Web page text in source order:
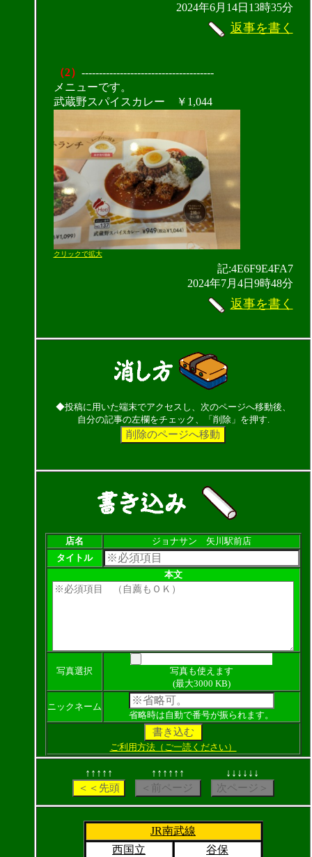
2024年6月14日13時35分
返事を書く
（2） --------------------------------------
メニューです。
武蔵野スパイスカレー ￥1,044
クリックで拡大
記:4E6F9E4FA7
2024年7月4日9時48分
返事を書く
◆投稿に用いた端末でアクセスし、次のページへ移動後、
自分の記事の左欄をチェック、「削除」を押す.
店名
ジョナサン 矢川駅前店
タイトル
本文
写真選択
写真も使えます
(最大3000 KB)
ニックネーム
省略時は自動で番号が振られます。
ご利用方法（ご一読ください）
↑↑↑↑↑ ↑↑↑↑↑↑ ↓↓↓↓↓↓
JR南武線
西国立
谷保